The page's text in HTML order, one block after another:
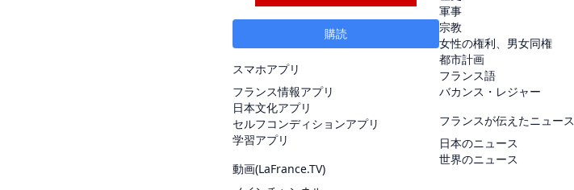
購読
スマホアプリ
フランス情報アプリ
日本文化アプリ
セルフコンディションアプリ
学習アプリ
動画(LaFrance.TV)
軍事
宗教
女性の権利、男女同権
都市計画
フランス語
バカンス・レジャー
フランスが伝えたニュース
日本のニュース
世界のニュース